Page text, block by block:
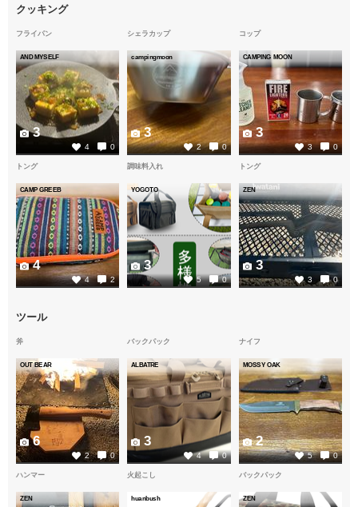
クッキング
フライパン
AND MYSELF
4 0
3
シェラカップ
campingmoon
2 0
3
コップ
CAMPING MOON
3 0
3
トング
CAMP GREEB
4 2
4
調味料入れ
YOGOTO
5 0
3
トング
ZEN
3 0
3
ツール
斧
OUT BEAR
2 0
6
バックパック
ALBATRE
4 0
3
ナイフ
MOSSY OAK
5 0
2
ハンマー
ZEN
火起こし
huanbush
バックパック
ZEN